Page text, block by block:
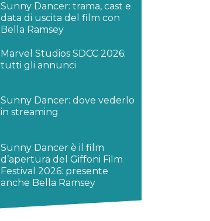
Sunny Dancer: trama, cast e
data di uscita del film con
Bella Ramsey
Marvel Studios SDCC 2026:
tutti gli annunci
Sunny Dancer: dove vederlo
in streaming
Sunny Dancer è il film
d’apertura del Giffoni Film
Festival 2026: presente
anche Bella Ramsey